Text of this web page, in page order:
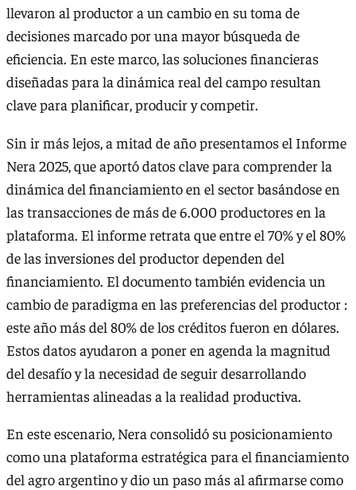
llevaron al productor a un cambio en su toma de
decisiones marcado por una mayor búsqueda de
eficiencia. En este marco, las soluciones financieras
diseñadas para la dinámica real del campo resultan
clave para planificar, producir y competir.
Sin ir más lejos, a mitad de año presentamos el Informe
Nera 2025, que aportó datos clave para comprender la
dinámica del financiamiento en el sector basándose en
las transacciones de más de 6.000 productores en la
plataforma. El informe retrata que entre el 70% y el 80%
de las inversiones del productor dependen del
financiamiento. El documento también evidencia un
cambio de paradigma en las preferencias del productor :
este año más del 80% de los créditos fueron en dólares.
Estos datos ayudaron a poner en agenda la magnitud
del desafío y la necesidad de seguir desarrollando
herramientas alineadas a la realidad productiva.
En este escenario, Nera consolidó su posicionamiento
como una plataforma estratégica para el financiamiento
del agro argentino y dio un paso más al afirmarse como